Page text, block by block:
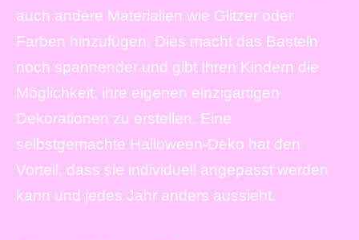
auch andere Materialien wie Glitzer oder
Farben hinzufügen. Dies macht das Basteln
noch spannender und gibt Ihren Kindern die
Möglichkeit, ihre eigenen einzigartigen
Dekorationen zu erstellen. Eine
selbstgemachte Halloween-Deko hat den
Vorteil, dass sie individuell angepasst werden
kann und jedes Jahr anders aussieht.